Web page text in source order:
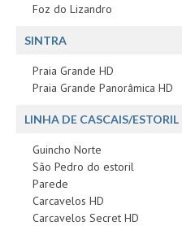
Foz do Lizandro
SINTRA
Praia Grande HD
Praia Grande Panorâmica HD
LINHA DE CASCAIS/ESTORIL
Guincho Norte
São Pedro do estoril
Parede
Carcavelos HD
Carcavelos Secret HD